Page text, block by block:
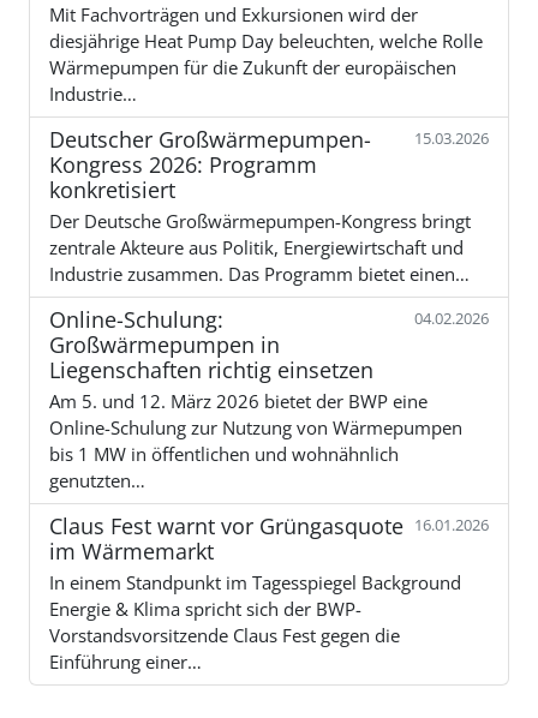
Mit Fachvorträgen und Exkursionen wird der
diesjährige Heat Pump Day beleuchten, welche Rolle
Wärmepumpen für die Zukunft der europäischen
Industrie…
Deutscher Großwärmepumpen-
Kongress 2026: Programm
konkretisiert
15.03.2026
Der Deutsche Großwärmepumpen-Kongress bringt
zentrale Akteure aus Politik, Energiewirtschaft und
Industrie zusammen. Das Programm bietet einen…
Online-Schulung:
Großwärmepumpen in
Liegenschaften richtig einsetzen
04.02.2026
Am 5. und 12. März 2026 bietet der BWP eine
Online-Schulung zur Nutzung von Wärmepumpen
bis 1 MW in öffentlichen und wohnähnlich
genutzten…
Claus Fest warnt vor Grüngasquote
im Wärmemarkt
16.01.2026
In einem Standpunkt im Tagesspiegel Background
Energie & Klima spricht sich der BWP-
Vorstandsvorsitzende Claus Fest gegen die
Einführung einer…